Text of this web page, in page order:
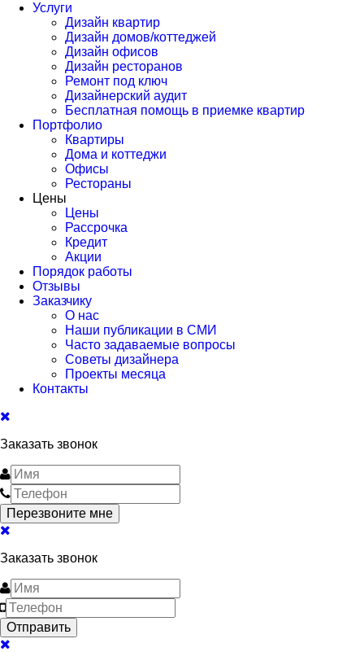
Услуги
Дизайн квартир
Дизайн домов/коттеджей
Дизайн офисов
Дизайн ресторанов
Ремонт под ключ
Дизайнерский аудит
Бесплатная помощь в приемке квартир
Портфолио
Квартиры
Дома и коттеджи
Офисы
Рестораны
Цены
Цены
Рассрочка
Кредит
Акции
Порядок работы
Отзывы
Заказчику
О нас
Наши публикации в СМИ
Часто задаваемые вопросы
Советы дизайнера
Проекты месяца
Контакты
Заказать звонок
Заказать звонок